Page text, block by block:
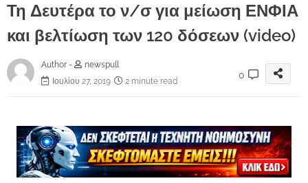
Τη Δευτέρα το ν/σ για μείωση ΕΝΦΙΑ
και βελτίωση των 120 δόσεων (video)
Author -
newspull
Ιουλίου 27, 2019
2 minute read
0